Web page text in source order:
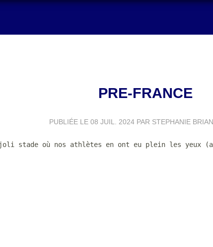
PRE-FRANCE
PUBLIÉE LE 08 JUIL. 2024 PAR STEPHANIE
joli stade où nos athlètes en ont eu plein les yeux